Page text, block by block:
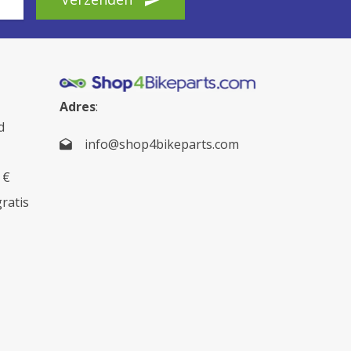
Adres:
info@shop4bikeparts.com